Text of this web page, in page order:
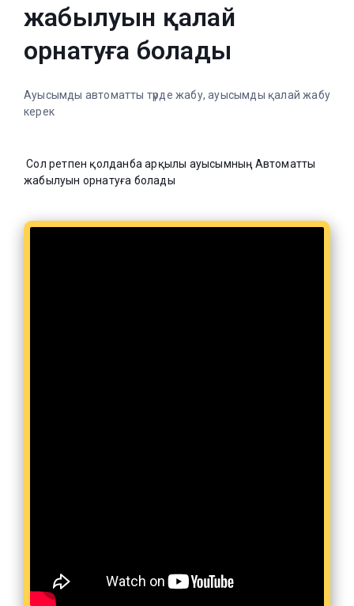
жабылуын қалай
орнатуға болады
Ауысымды автоматты түрде жабу, ауысымды қалай жабу
керек
Сол ретпен қолданба арқылы ауысымның Автоматты
жабылуын орнатуға болады